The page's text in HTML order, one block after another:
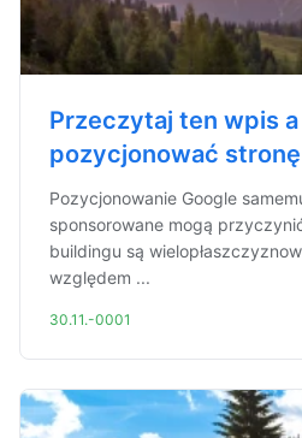
Przeczytaj ten wpis
pozycjonować
Pozycjonowanie Google
sponsorowane mogą
buildingu są
względem ...
30.11.-0001